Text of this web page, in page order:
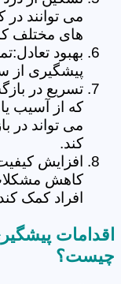
می توانند
های مختلف
بهبود
پیشگیری از
تسریع در
که از آسیب
می تواند در
کند.
افزایش
کاهش مشکلات
افراد کمک
اقدامات
چیست؟